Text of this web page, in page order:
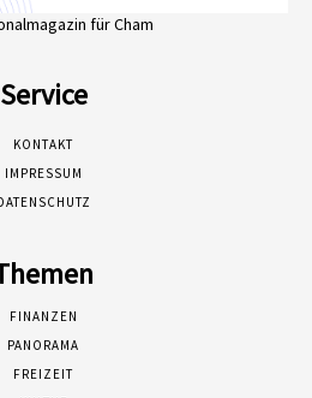
für Cham
Service
KONTAKT
IMPRESSUM
FINANZEN
PANORAMA
FREIZEIT